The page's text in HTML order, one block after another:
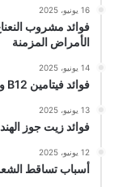
16 يونيو، 2025
فوائد مشروب
الأمراض المزمنة
14 يونيو، 2025
فوائد فيتامين B12 وأهميته للجسم والصحة العامة
13 يونيو، 2025
فوائد زيت جوز
12 يونيو، 2025
أسباب تساقط الشعر